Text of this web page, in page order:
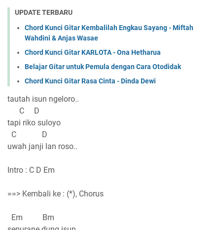
UPDATE TERBARU
Chord Kunci Gitar Kembalilah Engkau Sayang - Miftah
Wahdini & Anjas Wasae
Chord Kunci Gitar KARLOTA - Ona Hetharua
Belajar Gitar untuk Pemula dengan Cara Otodidak
Chord Kunci Gitar Rasa Cinta - Dinda Dewi
tautah isun ngeloro..
C D
tapi riko suloyo
C D
uwah janji lan roso..
Intro : C D Em
==> Kembali ke : (*), Chorus
Em Bm